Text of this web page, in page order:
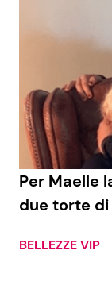
Per Maelle
due torte
BELLEZZE VIP